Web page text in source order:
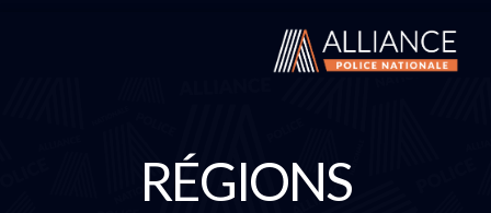
RÉGIONS